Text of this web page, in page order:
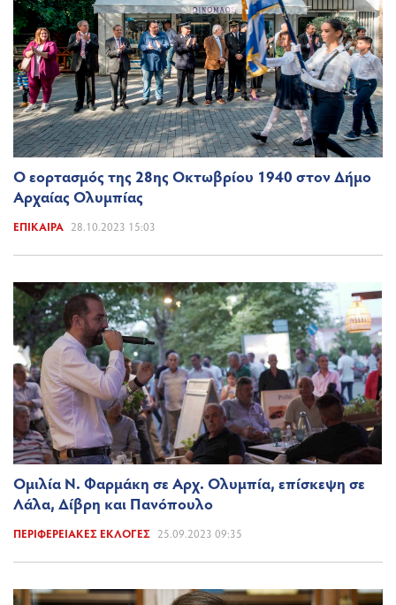
Ο εορτασμός της 28ης Οκτωβρίου 1940 στον Δήμο
Αρχαίας Ολυμπίας
ΕΠΊΚΑΙΡΑ 28.10.2023 15:03
Ομιλία Ν. Φαρμάκη σε Αρχ. Ολυμπία, επίσκεψη σε
Λάλα, Δίβρη και Πανόπουλο
ΠΕΡΙΦΕΡΕΙΑΚΈΣ ΕΚΛΟΓΈΣ 25.09.2023 09:35